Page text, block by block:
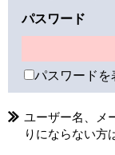
パスワード
パスワードを
ユーザー名、メ
りにならない方